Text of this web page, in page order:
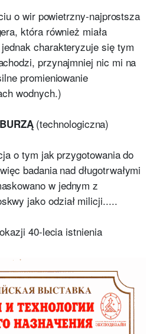
o wir powietrzny-najprostsza
która również miała
charakteryzuje się tym
przynajmniej nic mi na
promieniowanie
wodnych.)
(technologiczna)
o tym jak przygotowania do
badania nad długotrwałymi
w jednym z
jako odział milicji.....
40-lecia istnienia